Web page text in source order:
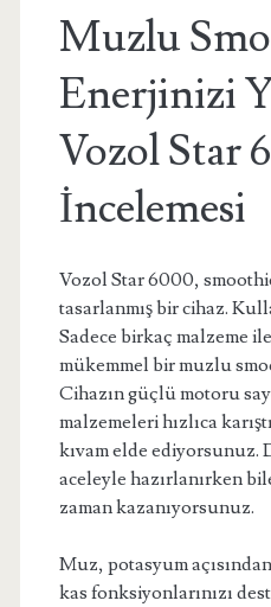
Muzlu
Enerjinizi
Vozol Star
İncelemesi
Vozol Star 6000,
tasarlanmış bir cihaz.
Sadece birkaç malzeme
mükemmel bir muzlu
Cihazın güçlü motoru
malzemeleri hızlıca
kıvam elde ediyorsunuz.
aceleyle hazırlanırken
zaman kazanıyorsunuz.
Muz, potasyum
kas fonksiyonlarınızı